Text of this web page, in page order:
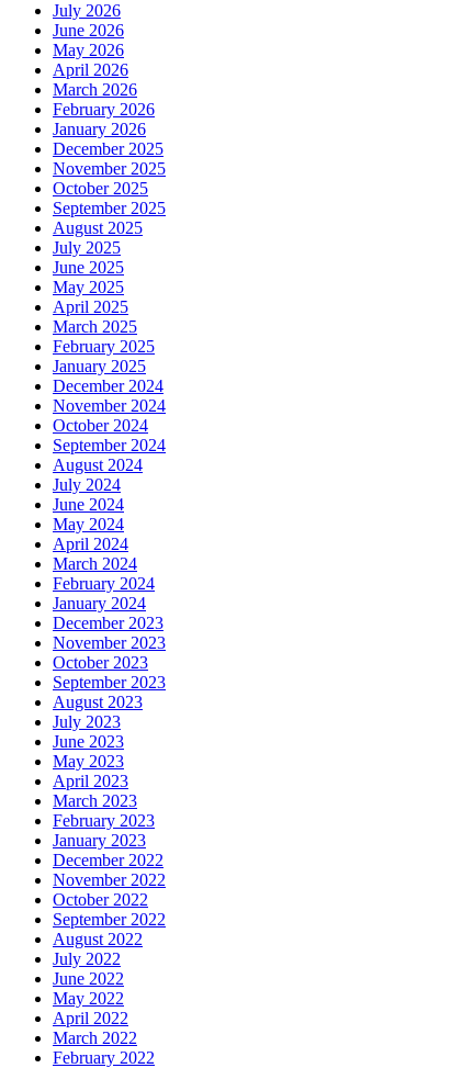
July 2026
June 2026
May 2026
April 2026
March 2026
February 2026
January 2026
December 2025
November 2025
October 2025
September 2025
August 2025
July 2025
June 2025
May 2025
April 2025
March 2025
February 2025
January 2025
December 2024
November 2024
October 2024
September 2024
August 2024
July 2024
June 2024
May 2024
April 2024
March 2024
February 2024
January 2024
December 2023
November 2023
October 2023
September 2023
August 2023
July 2023
June 2023
May 2023
April 2023
March 2023
February 2023
January 2023
December 2022
November 2022
October 2022
September 2022
August 2022
July 2022
June 2022
May 2022
April 2022
March 2022
February 2022